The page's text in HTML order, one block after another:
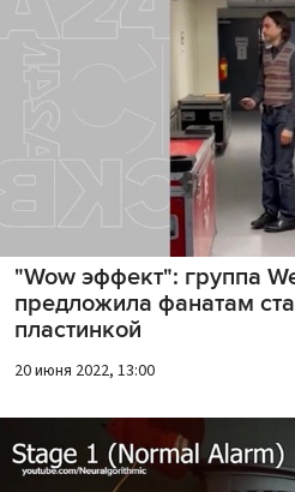
"Wow эффект": группа
предложила фанатам
пластинкой
20 июня 2022, 13:00